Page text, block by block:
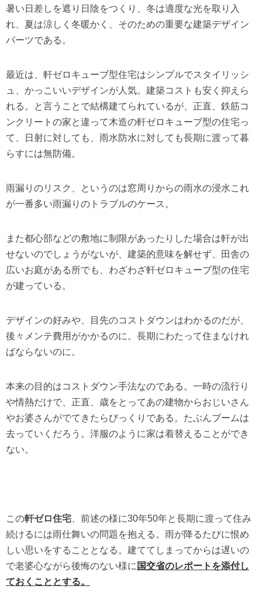
暑い日差しを遮り日陰をつくり、冬は適度な光を取り入
れ、夏は涼しく冬暖かく、そのための重要な建築デザイン
パーツである。
最近は、軒ゼロキューブ型住宅はシンプルでスタイリッシ
ュ、かっこいいデザインが人気。建築コストも安く抑えら
れる。と言うことで結構建てられているが、正直、鉄筋コ
ンクリートの家と違って木造の軒ゼロキューブ型の住宅っ
て、日射に対しても、雨水防水に対しても長期に渡って暮
らすには無防備。
雨漏りのリスク、というのは窓周りからの雨水の浸水これ
が一番多い雨漏りのトラブルのケース。
また都心部などの敷地に制限があったりした場合は軒が出
せないのでしょうがないが、建築的意味を解せず、田舎の
広いお庭がある所でも、わざわざ軒ゼロキューブ型の住宅
が建っている。
デザインの好みや、目先のコストダウンはわかるのだが、
後々メンテ費用がかかるのに。長期にわたって住まなけれ
ばならないのに。
本来の目的はコストダウン手法なのである。一時の流行り
や情熱だけで、正直、歳をとってあの建物からおじいさん
やお婆さんがでてきたらびっくりである。たぶんブームは
去っていくだろう。洋服のように家は着替えることができ
ない。
この軒ゼロ住宅 、前述の様に30年50年と長期に渡って住み
続けるには雨仕舞いの問題を抱える。雨が降るたびに恨め
しい思いをすることとなる。建ててしまってからは遅いの
で老婆心ながら後悔のない様に 国交省のレポートを添付し
ておくこととする。